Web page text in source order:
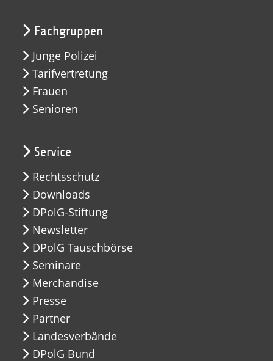
Fachgruppen
Junge Polizei
Tarifvertretung
Frauen
Senioren
Service
Rechtsschutz
Downloads
DPolG-Stiftung
Newsletter
DPolG Tauschbörse
Seminare
Merchandise
Presse
Partner
Landesverbände
DPolG Bund